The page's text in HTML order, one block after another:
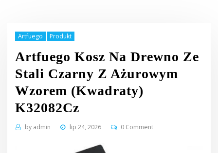
Artfuego Produkt
Artfuego Kosz Na Drewno Ze
Stali Czarny Z Ażurowym
Wzorem (Kwadraty)
K32082Cz
by admin lip 24, 2026 0 Comment